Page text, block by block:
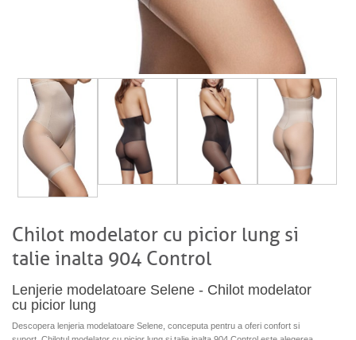
Chilot modelator cu picior lung si
talie inalta 904 Control
Lenjerie modelatoare Selene - Chilot modelator
cu picior lung
Descopera lenjeria modelatoare Selene, conceputa pentru a oferi confort si